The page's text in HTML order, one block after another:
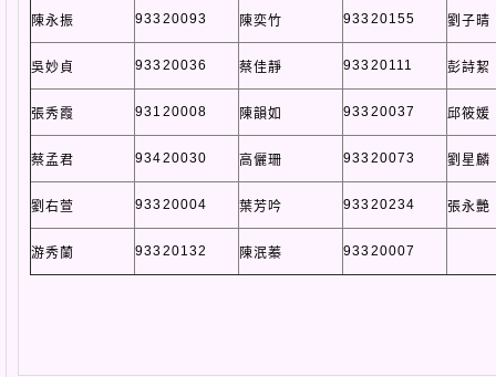
陳永振 93320093 陳奕竹 93320155 劉子晴
吳妙貞 93320036 蔡佳靜 93320111 彭詩絜
張秀霞 93120008 陳韻如 93320037 邱筱媛
蔡孟君 93420030 高儷珊 93320073 劉星麟
劉右萱 93320004 葉芳吟 93320234 張永艷
游秀蘭 93320132 陳泯蓁 93320007